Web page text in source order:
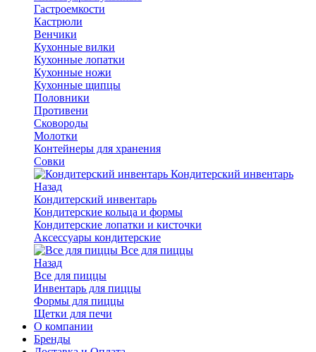
Гастроемкости
Кастрюли
Венчики
Кухонные вилки
Кухонные лопатки
Кухонные ножи
Кухонные щипцы
Половники
Противени
Сковороды
Молотки
Контейнеры для хранения
Совки
Кондитерский инвентарь
Назад
Кондитерский инвентарь
Кондитерские кольца и формы
Кондитерские лопатки и кисточки
Аксессуары кондитерские
Все для пиццы
Назад
Все для пиццы
Инвентарь для пиццы
Формы для пиццы
Щетки для печи
О компании
Бренды